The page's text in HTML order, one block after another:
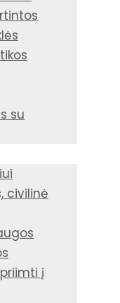
su
civilinė
į